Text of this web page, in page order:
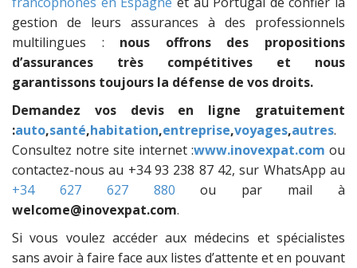
gestion de leurs assurances à des professionnels
multilingues : nous offrons des propositions
d’assurances très compétitives et nous
garantissons toujours la défense de vos droits.
Demandez vos devis en ligne gratuitement
:auto,santé,habitation,entreprise,voyages,autres.
Consultez notre site internet :www.inovexpat.com ou
contactez-nous au +34 93 238 87 42, sur WhatsApp au
+34 627 627 880 ou par mail à
welcome@inovexpat.com.
Si vous voulez accéder aux médecins et spécialistes
sans avoir à faire face aux listes d’attente et en pouvant